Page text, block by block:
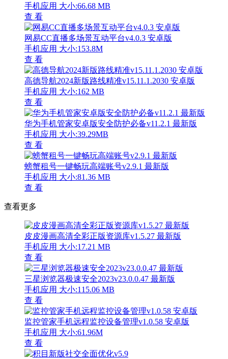
手机应用 大小:66.68 MB
查 看
网易CC直播多场景互动平台v4.0.3 安卓版
手机应用 大小:153.8M
查 看
高德导航2024新版路线精准v15.11.1.2030 安卓版
手机应用 大小:162 MB
查 看
华为手机管家安卓版安全防护必备v11.2.1 最新版
手机应用 大小:39.29MB
查 看
螃蟹租号一键畅玩高端账号v2.9.1 最新版
手机应用 大小:81.36 MB
查 看
查看更多
皮皮漫画高清全彩正版资源库v1.5.27 最新版
手机应用 大小:17.21 MB
查 看
三星浏览器极速安全2023v23.0.0.47 最新版
手机应用 大小:115.06 MB
查 看
监控管家手机远程监控设备管理v1.0.58 安卓版
手机应用 大小:61.96M
查 看